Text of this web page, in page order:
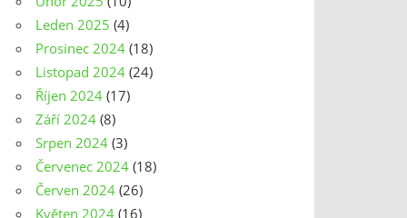
Leden 2025 (4)
Prosinec 2024 (18)
Listopad 2024 (24)
Říjen 2024 (17)
Září 2024 (8)
Srpen 2024 (3)
Červenec 2024 (18)
Červen 2024 (26)
Květen 2024 (16)